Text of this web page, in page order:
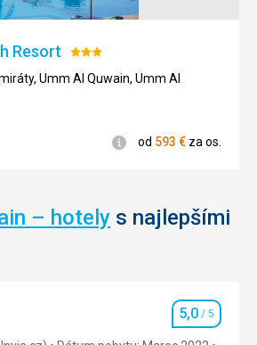
Resort Hodnotenie:
3/5
Umm Al Quwain, Umm Al
Informácie
od 593 € za os.
– hotely s najlepšími
Hodnotenie
5,0 / 5